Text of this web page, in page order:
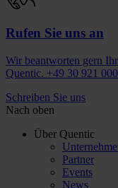
Rufen Sie uns an
Wir beantworten gern
Quentic. +49 30 921
Schreiben Sie uns
Nach oben
Über Quentic
Partner
Events
News